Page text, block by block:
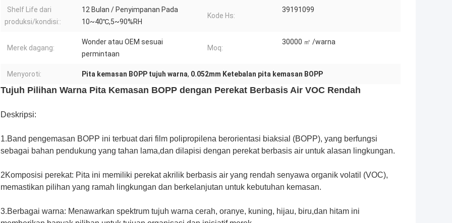
Shelf Life dari
produksi/kondisi::
12 Bulan / Penyimpanan Pada
10~40℃,5~90%RH
Kode Hs:
39191099
Merek dagang:
Wonder atau OEM sesuai
permintaan
Moq:
30000 ㎡ /warna
Menyoroti: Pita kemasan BOPP tujuh warna, 0.052mm Ketebalan pita kemasan BOPP
Tujuh Pilihan Warna Pita Kemasan BOPP dengan Perekat Berbasis Air VOC Rendah
Deskripsi:
1.Band pengemasan BOPP ini terbuat dari film polipropilena berorientasi biaksial (BOPP), yang berfungsi
sebagai bahan pendukung yang tahan lama,dan dilapisi dengan perekat berbasis air untuk alasan lingkungan.
2Komposisi perekat: Pita ini memiliki perekat akrilik berbasis air yang rendah senyawa organik volatil (VOC),
memastikan pilihan yang ramah lingkungan dan berkelanjutan untuk kebutuhan kemasan.
3.Berbagai warna: Menawarkan spektrum tujuh warna cerah, oranye, kuning, hijau, biru,dan hitam ini